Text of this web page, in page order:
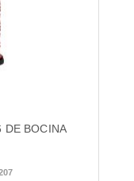
DE BOCINA